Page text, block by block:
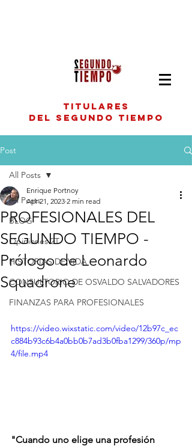
titulares
del segundo tiempo
Post
All Posts
BLOG
Opiniones 2T
HISTORIAS DE VIDA
CONSULTORIO DE OSVALDO SALVADORES
FINANZAS PARA PROFESIONALES
All Posts
PROFESIONALES DEL
SEGUNDO TIEMPO -
Prólogo de Leonardo
Squadrone
Enrique Portnoy
Apr 21, 2023 2 min read
https://video.wixstatic.com/video/12b97c_ec
c884b93c6b4a0bb0b7ad3b0fba1299/360p/mp
4/file.mp4
"Cuando uno elige una profesión